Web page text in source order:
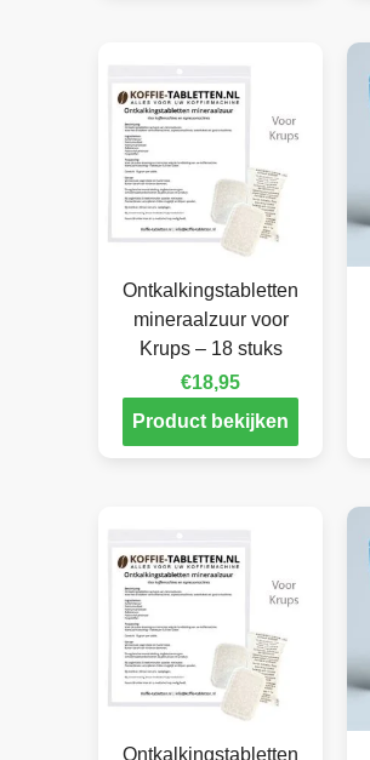
Ontkalkingstabletten
mineraalzuur voor
Krups – 18 stuks
€18,95
Product bekijken
Ontkalkingstabletten